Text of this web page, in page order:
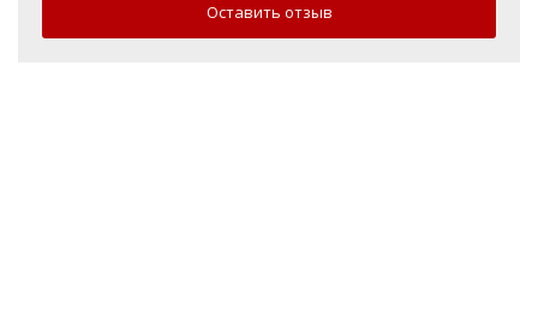
Оставить отзыв